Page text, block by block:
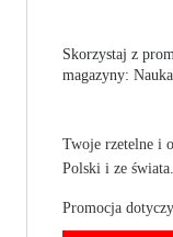
Skorzystaj z
magazyny:
Twoje rzetelne i
Polski i ze świata.
Promocja